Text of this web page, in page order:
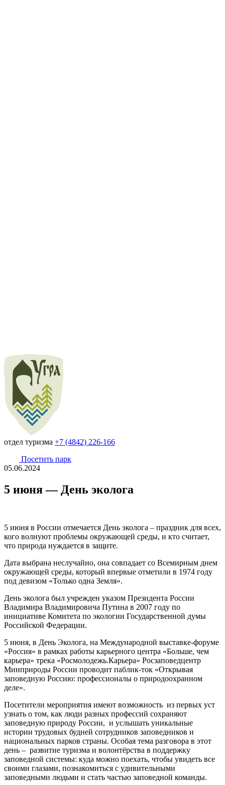
отдел туризма +7 (4842) 226-166
Посетить парк
05.06.2024
5 июня — День эколога
5 июня в России отмечается День эколога – праздник для всех,
кого волнуют проблемы окружающей среды, и кто считает,
что природа нуждается в защите.
Дата выбрана неслучайно, она совпадает со Всемирным днем
окружающей среды, который впервые отметили в 1974 году
под девизом «Только одна Земля».
День эколога был учрежден указом Президента России
Владимира Владимировича Путина в 2007 году по
инициативе Комитета по экологии Государственной думы
Российской Федерации.
5 июня, в День Эколога, на Международной выставке-форуме
«Россия» в рамках работы карьерного центра «Больше, чем
карьера» трека «Росмолодежь.Карьера» Росзаповедцентр
Минприроды России проводит паблик-ток «Открывая
заповедную Россию: профессионалы о природоохранном
деле».
Посетители мероприятия имеют возможность из первых уст
узнать о том, как люди разных профессий сохраняют
заповедную природу России, и услышать уникальные
истории трудовых будней сотрудников заповедников и
национальных парков страны. Особая тема разговора в этот
день – развитие туризма и волонтёрства в поддержку
заповедной системы: куда можно поехать, чтобы увидеть все
своими глазами, познакомиться с удивительными
заповедными людьми и стать частью заповедной команды.